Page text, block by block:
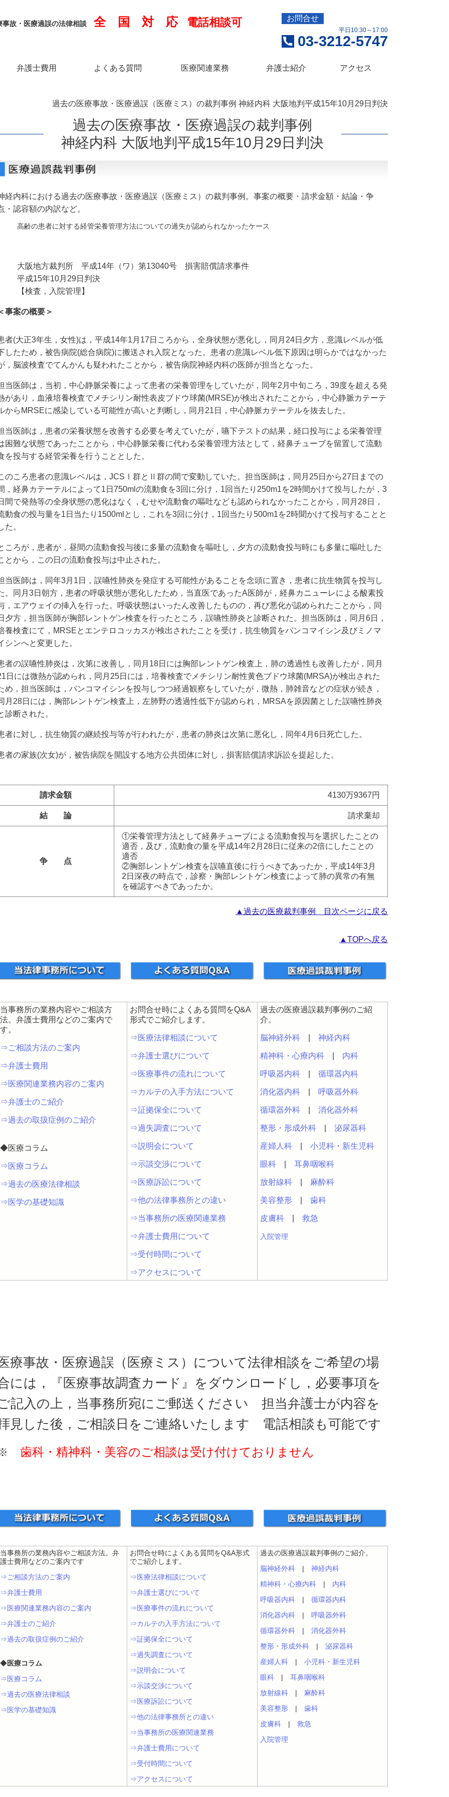
事故・医療過誤の法律相談 全 国 対 応 電話相談可 お問合せ
平日10:30～17:00
03-3212-5747
弁護士費用 よくある質問 医療関連業務 弁護士紹介 アクセス
過去の医療事故・医療過誤（医療ミス）の裁判事例 神経内科 大阪地判平成15年10月29日判決
過去の医療事故・医療過誤の裁判事例
神経内科 大阪地判平成15年10月29日判決
経内科における過去の医療事故・医療過誤（医療ミス）の裁判事例。事案の概要・請求金額・結論・争
・認容額の内訳など。
高齢の患者に対する経管栄養管理方法についての過失が認められなかったケース
大阪地方裁判所 平成14年（ワ）第13040号 損害賠償請求事件
平成15年10月29日判決
【検査，入院管理】
事案の概要＞
者(大正3年生，女性)は，平成14年1月17日ころから，全身状態が悪化し，同月24日夕方，意識レベルが低
したため，被告病院(総合病院)に搬送され入院となった。患者の意識レベル低下原因は明らかではなかった
，脳波検査でてんかんも疑われたことから，被告病院神経内科の医師が担当となった。
当医師は，当初，中心静脈栄養によって患者の栄養管理をしていたが，同年2月中旬ころ，39度を超える発
があり，血液培養検査でメチシリン耐性表皮ブドウ球菌(MRSE)が検出されたことから，中心静脈カテーテ
からMRSEに感染している可能性が高いと判断し，同月21日，中心静脈カテーテルを抜去した。
当医師は，患者の栄養状態を改善する必要を考えていたが，嚥下テストの結果，経口投与による栄養管理
困難な状態であったことから，中心静脈栄養に代わる栄養管理方法として，経鼻チューブを留置して流動
を投与する経管栄養を行うこととした。
のころ患者の意識レベルは，JCSⅠ群とⅡ群の間で変動していた。担当医師は，同月25日から27日までの
，経鼻カテーテルによって1日750mlの流動食を3回に分け，1回当たり250m1を2時間かけて投与したが，3
間で発熱等の全身状態の悪化はなく，むせや流動食の嘔吐なども認められなかったことから，同月28日，
動食の投与量を1日当たり1500mlとし，これを3回に分け，1回当たり500m1を2時聞かけて投与することと
た。
ころが，患者が，昼間の流動食投与後に多量の流動食を嘔吐し，夕方の流動食投与時にも多量に嘔吐した
とから，この日の流動食投与は中止された。
当医師は，同年3月1日，誤嚥性肺炎を発症する可能性があることを念頭に置き，患者に抗生物質を投与し
。同月3日朝方，患者の呼吸状態が悪化したため，当直医であったA医師が，経鼻カニューレによる酸素投
，エアウェイの挿入を行った。呼吸状態はいったん改善したものの，再び悪化が認められたことから，同
夕方，担当医師が胸部レントゲン検査を行ったところ，誤嚥性肺炎と診断された。担当医師は，同月6日，
養検査にて，MRSEとエンテロコッカスが検出されたことを受け，抗生物質をパンコマイシン及びミノマ
シンへと変更した。
者の誤嚥性肺炎は，次第に改善し，同月18日には胸部レントゲン検査上，肺の透過性も改善したが，同月
日には微熱が認められ，同月25日には，培養検査でメチシリン耐性黄色ブドウ球菌(MRSA)が検出された
め，担当医師は，パンコマイシンを投与しつつ経過観察をしていたが，微熱，肺雑音などの症状が続き，
月28日には，胸部レントゲン検査上，左肺野の透過性低下が認められ，MRSAを原因菌とした誤嚥性肺炎
診断された。
者に対し，抗生物質の継続投与等が行われたが，患者の肺炎は次第に悪化し，同年4月6日死亡した。
者の家族(次女)が，被告病院を開設する地方公共団体に対し，損害賠償請求訴訟を提起した。
請求金額 4130万9367円
結 論 請求棄却
争 点
①栄養管理方法として経鼻チューブによる流動食投与を選択したことの
適否，及び，流動食の量を平成14年2月28日に従来の2倍にしたことの
適否
②胸部レントゲン検査を誤嚥直後に行うべきであったか，平成14年3月
2日深夜の時点で，診察・胸部レントゲン検査によって肺の異常の有無
を確認すべきであったか。
▲過去の医療裁判事例 目次ページに戻る
▲TOPへ戻る
当事務所の業務内容やご相談方
法。弁護士費用などのご案内で
す。
⇒ご相談方法のご案内
⇒弁護士費用
⇒医療関連業務内容のご案内
⇒弁護士のご紹介
⇒過去の取扱症例のご紹介
◆医療コラム
⇒医療コラム
⇒過去の医療法律相談
⇒医学の基礎知識
お問合せ時によくある質問をQ&A
形式でご紹介します。
⇒医療法律相談について
⇒弁護士選びについて
⇒医療事件の流れについて
⇒カルテの入手方法について
⇒証拠保全について
⇒過失調査について
⇒説明会について
⇒示談交渉について
⇒医療訴訟について
⇒他の法律事務所との違い
⇒当事務所の医療関連業務
⇒弁護士費用について
⇒受付時間について
⇒アクセスについて
過去の医療過誤裁判事例のご紹
介。
脳神経外科 神経内科
精神科・心療内科 内科
呼吸器内科 循環器内科
消化器内科 呼吸器外科
循環器外科 消化器外科
整形・形成外科 泌尿器科
産婦人科 小児科・新生児科
眼科 耳鼻咽喉科
放射線科 麻酔科
美容整形 歯科
皮膚科 救急
入院管理
療事故・医療過誤（医療ミス）について法律相談をご希望の場
には，『医療事故調査カード』をダウンロードし，必要事項を
記入の上，当事務所宛にご郵送ください 担当弁護士が内容を
見した後，ご相談日をご連絡いたします 電話相談も可能です
歯科・精神科・美容のご相談は受け付けておりません
当事務所の業務内容やご相談方法。弁
護士費用などのご案内です
⇒ご相談方法のご案内
⇒弁護士費用
⇒医療関連業務内容のご案内
⇒弁護士のご紹介
⇒過去の取扱症例のご紹介
◆医療コラム
⇒医療コラム
⇒過去の医療法律相談
⇒医学の基礎知識
お問合せ時によくある質問をQ&A形式
でご紹介します。
⇒医療法律相談について
⇒弁護士選びについて
⇒医療事件の流れについて
⇒カルテの入手方法について
⇒証拠保全について
⇒過失調査について
⇒説明会について
⇒示談交渉について
⇒医療訴訟について
⇒他の法律事務所との違い
⇒当事務所の医療関連業務
⇒弁護士費用について
⇒受付時間について
⇒アクセスについて
過去の医療過誤裁判事例のご紹介。
脳神経外科 | 神経内科
精神科・心療内科 | 内科
呼吸器内科 | 循環器内科
消化器内科 | 呼吸器外科
循環器外科 | 消化器外科
整形・形成外科 | 泌尿器科
産婦人科 | 小児科・新生児科
眼科 | 耳鼻咽喉科
放射線科 | 麻酔科
美容整形 | 歯科
皮膚科 | 救急
入院管理